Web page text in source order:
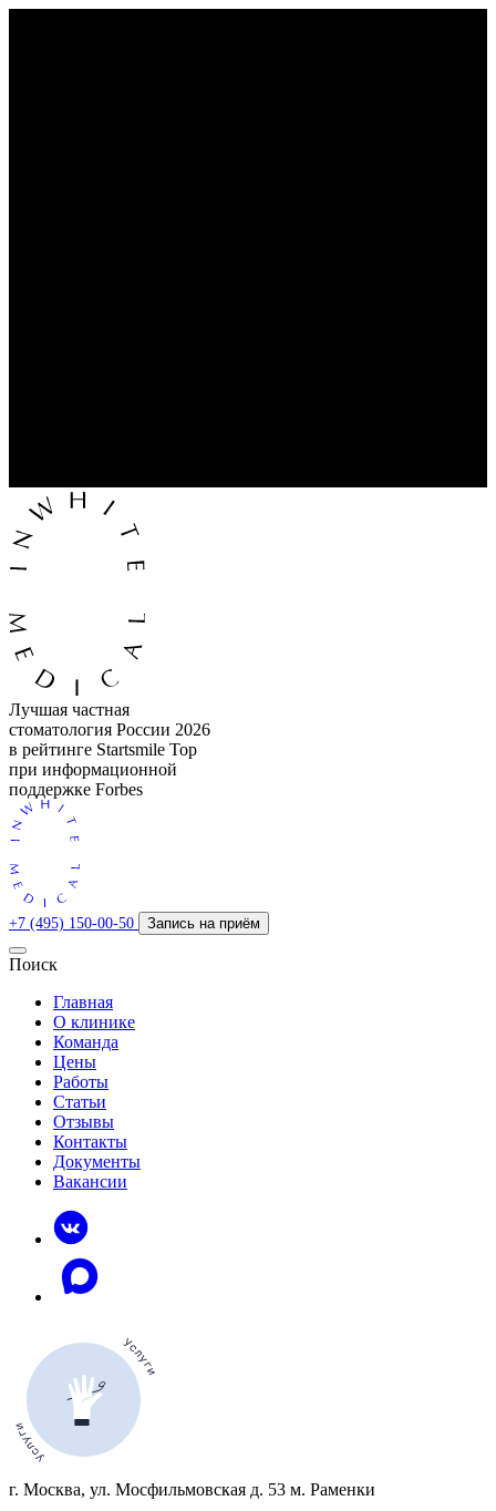
Лучшая частная
стоматология России 2026
в рейтинге Startsmile Top
при информационной
поддержке Forbes
+7 (495) 150-00-50 Запись на приём
Поиск
Главная
О клинике
Команда
Цены
Работы
Статьи
Отзывы
Контакты
Документы
Вакансии
г. Москва, ул. Мосфильмовская д. 53 м. Раменки